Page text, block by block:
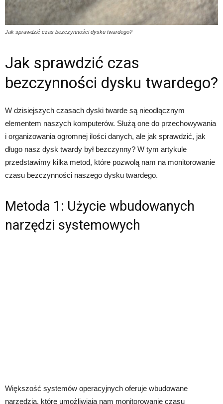
Jak sprawdzić czas bezczynności dysku twardego?
Jak sprawdzić czas
bezczynności dysku twardego?
W dzisiejszych czasach dyski twarde są nieodłącznym
elementem naszych komputerów. Służą one do przechowywania
i organizowania ogromnej ilości danych, ale jak sprawdzić, jak
długo nasz dysk twardy był bezczynny? W tym artykule
przedstawimy kilka metod, które pozwolą nam na monitorowanie
czasu bezczynności naszego dysku twardego.
Metoda 1: Użycie wbudowanych
narzędzi systemowych
Większość systemów operacyjnych oferuje wbudowane
narzędzia, które umożliwiają nam monitorowanie czasu